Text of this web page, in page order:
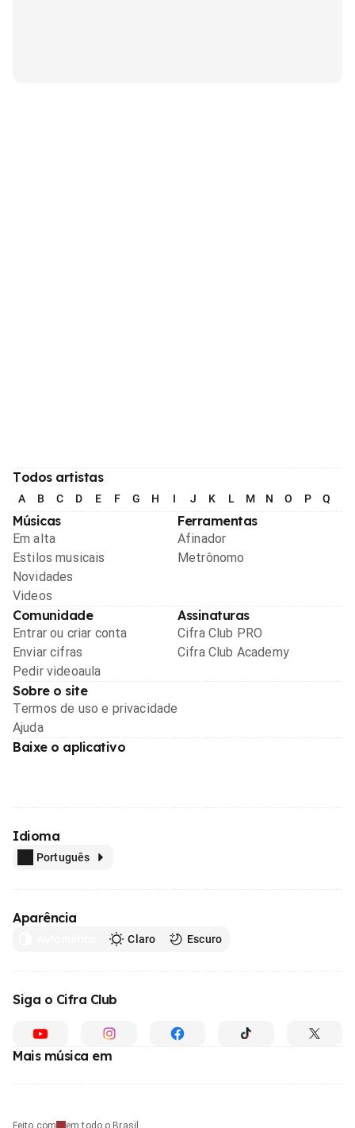
Todos artistas
A B C D E F G H I J K L M N O P Q
Músicas
Em alta
Estilos musicais
Novidades
Videos
Ferramentas
Afinador
Metrônomo
Comunidade
Entrar ou criar conta
Enviar cifras
Pedir videoaula
Assinaturas
Cifra Club PRO
Cifra Club Academy
Sobre o site
Termos de uso e privacidade
Ajuda
Baixe o aplicativo
Idioma
Português
Aparência
Claro Escuro
Siga o Cifra Club
Mais música em
Feito com em todo o Brasil